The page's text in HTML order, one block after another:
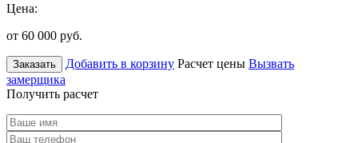
Цена:
от 60 000 руб.
Заказать Добавить в корзину Расчет цены Вызвать
замерщика
Получить расчет